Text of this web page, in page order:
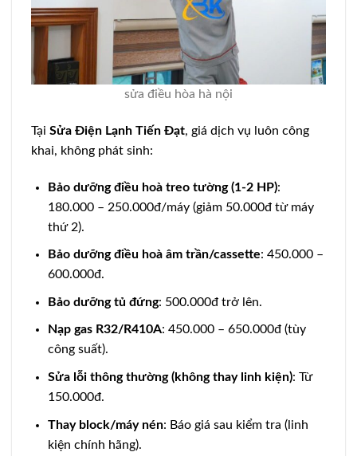
sửa điều hòa hà nội
Tại Sửa Điện Lạnh Tiến Đạt, giá dịch vụ luôn công
khai, không phát sinh:
Bảo dưỡng điều hoà treo tường (1-2 HP):
180.000 – 250.000đ/máy (giảm 50.000đ từ máy
thứ 2).
Bảo dưỡng điều hoà âm trần/cassette: 450.000 –
600.000đ.
Bảo dưỡng tủ đứng: 500.000đ trở lên.
Nạp gas R32/R410A: 450.000 – 650.000đ (tùy
công suất).
Sửa lỗi thông thường (không thay linh kiện): Từ
150.000đ.
Thay block/máy nén: Báo giá sau kiểm tra (linh
kiện chính hãng).